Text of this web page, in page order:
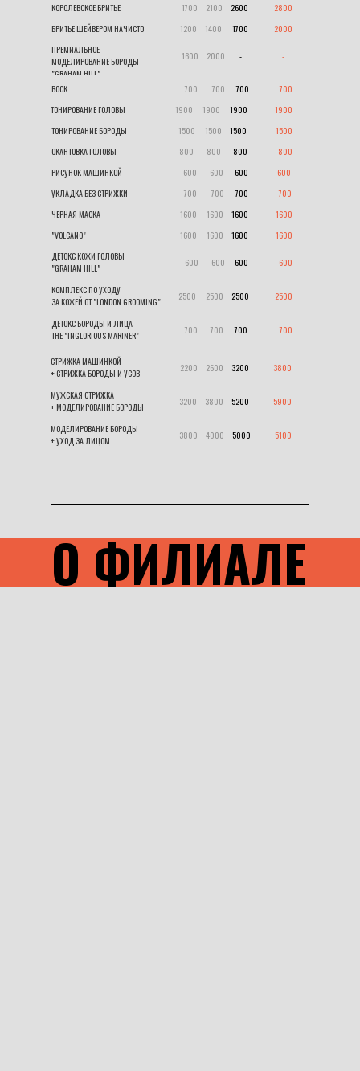
1600 2000 - -
1200 1400 1700
2000
ПРЕМИАЛЬНОЕ
МОДЕЛИРОВАНИЕ БОРОДЫ
"GRAHAM HILL"
1700 2100 2600
2800
БРИТЬЕ ШЕЙВЕРОМ НАЧИСТО
КОРОЛЕВСКОЕ БРИТЬЕ
700 700 .......700 ..................700
ВОСК
1900
1900 1900 1900
ТОНИРОВАНИЕ ГОЛОВЫ
1500
1500 1500 1500
ТОНИРОВАНИЕ БОРОДЫ
800
800 800 800
ОКАНТОВКА ГОЛОВЫ
600
600 600 600
РИСУНОК МАШИНКОЙ
700
700 .../..700 ...................700
УКЛАДКА БЕЗ СТРИЖКИ
1600
1600 1600 1600
ЧЕРНАЯ МАСКА
1600
1600 1600 1600
"VOLCANO"
600 600 600 600
ДЕТОКС КОЖИ ГОЛОВЫ
"GRAHAM HILL"
2500 2500 2500 2500
КОМПЛЕКС ПО УХОДУ
ЗА КОЖЕЙ ОТ "LONDON GROOMING"
700 700 .......700 ....................700
ДЕТОКС БОРОДЫ И ЛИЦА
THE "INGLORIOUS MARINER"
3200 3800 5200 5900
МУЖСКАЯ СТРИЖКА
+ МОДЕЛИРОВАНИЕ БОРОДЫ
2200 2600 3200 3800
СТРИЖКА МАШИНКОЙ
+ СТРИЖКА БОРОДЫ И УСОВ
3800 4000 5000 5100
МОДЕЛИРОВАНИЕ БОРОДЫ
+ УХОД ЗА ЛИЦОМ
О ФИЛИАЛЕ